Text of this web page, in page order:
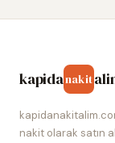
kapidanakit
nakit olarak satın